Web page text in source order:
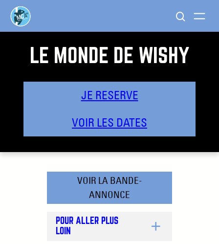
LE MONDE DE WISHY
JE RESERVE
VOIR LES DATES
VOIR LA BANDE-
ANNONCE
POUR ALLER PLUS
LOIN